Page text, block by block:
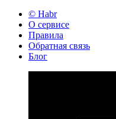
© Habr
О сервисе
Правила
Обратная связь
Блог